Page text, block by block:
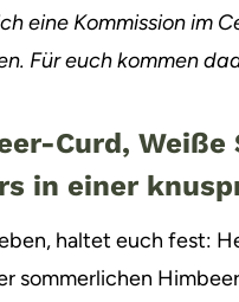
eine Kommission im
Für euch kommen
Curd,
in einer
haltet euch fest:
sommerlichen